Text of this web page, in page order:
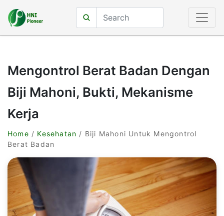
Mengontrol Berat Badan Dengan
Biji Mahoni, Bukti, Mekanisme
Kerja
Home / Kesehatan / Biji Mahoni Untuk Mengontrol
Berat Badan